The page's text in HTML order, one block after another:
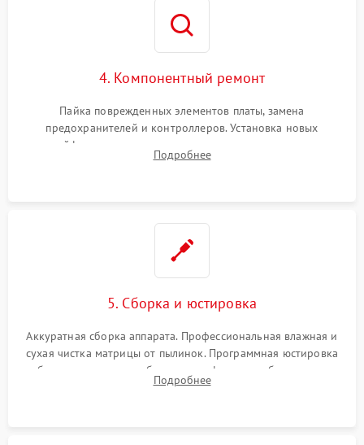
4. Компонентный ремонт
Пайка поврежденных элементов платы, замена
предохранителей и контроллеров. Установка новых
шлейфов, дисплея, механизма затвора или двигателя
автофокуса. Восстановление геометрии тубуса объектива
Подробнее
5. Сборка и юстировка
Аккуратная сборка аппарата. Профессиональная влажная и
сухая чистка матрицы от пылинок. Программная юстировка
рабочего отрезка, калибровка автофокуса, стабилизатора и
экспозамера с помощью сервисного ПО.
Подробнее